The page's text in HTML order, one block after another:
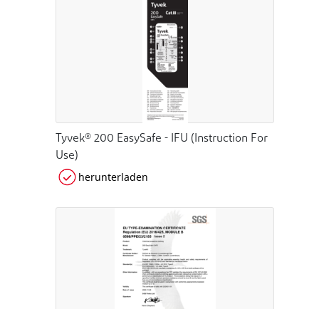
Tyvek® 200 EasySafe - IFU (Instruction For
Use)
herunterladen